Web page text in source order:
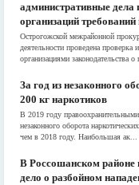
административные дела
организаций
Острогожской межрайонной
деятельности проведена проверка
организациями законодательства о
За год из незаконного
200 кг наркотиков
В 2019 году
незаконного оборота
чем в 2018 году. Наибольшая ак...
В Россошанском районе
дело о разбойном